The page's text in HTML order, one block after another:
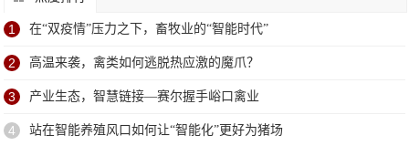
1 在“双疫情”压力之下，畜牧业的“智能时代”
2 高温来袭，禽类如何逃脱热应激的魔爪？
3 产业生态，智慧链接—赛尔握手峪口禽业
4 站在智能养殖风口如何让“智能化”更好为猪场